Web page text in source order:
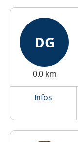
DG
0.0 km
Infos